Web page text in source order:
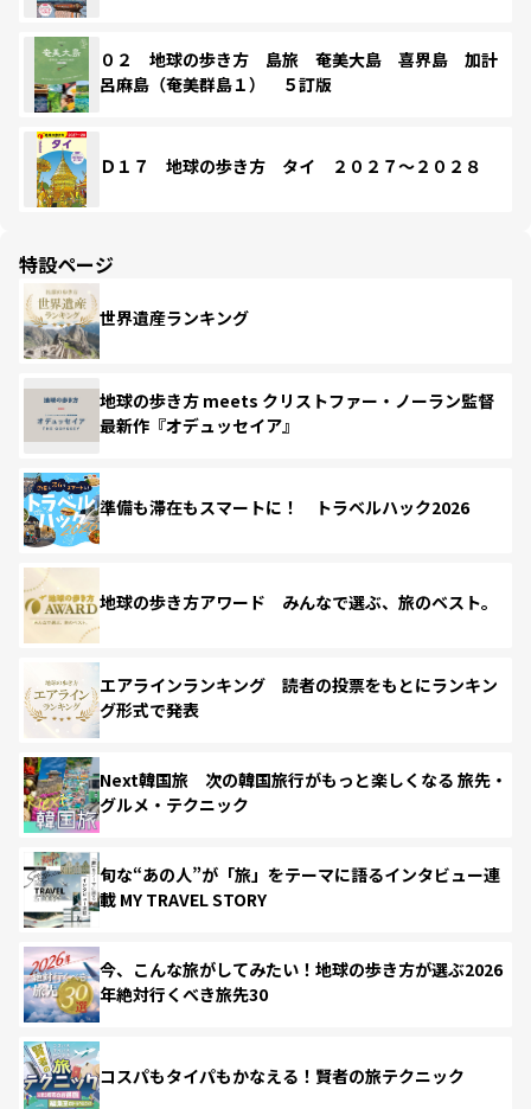
０２ 地球の歩き方 島旅 奄美大島 喜界島 加計
呂麻島（奄美群島１） ５訂版
Ｄ１７ 地球の歩き方 タイ ２０２７～２０２８
特設ページ
世界遺産ランキング
地球の歩き方 meets クリストファー・ノーラン監督
最新作『オデュッセイア』
準備も滞在もスマートに！ トラベルハック2026
地球の歩き方アワード みんなで選ぶ、旅のベスト。
エアラインランキング 読者の投票をもとにランキン
グ形式で発表
Next韓国旅 次の韓国旅行がもっと楽しくなる 旅先・
グルメ・テクニック
旬な“あの人”が「旅」をテーマに語るインタビュー連
載 MY TRAVEL STORY
今、こんな旅がしてみたい！地球の歩き方が選ぶ2026
年絶対行くべき旅先30
コスパもタイパもかなえる！賢者の旅テクニック